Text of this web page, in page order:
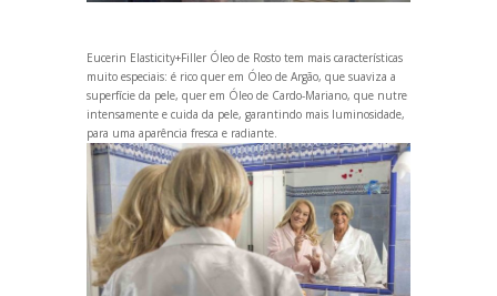
Eucerin Elasticity+Filler Óleo de Rostotem mais características
muito especiais: é rico quer em Óleo de Argão, que suaviza a
superfície da pele, quer em Óleo de Cardo-Mariano, que nutre
intensamente e cuida da pele, garantindo mais luminosidade,
para uma aparência fresca e radiante.